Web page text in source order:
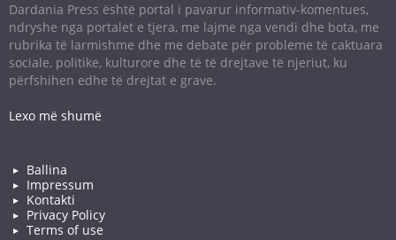
Dardania Press është portal i pavarur informativ-komentues,
ndryshe nga portalet e tjera, me lajme nga vendi dhe bota, me
rubrika të larmishme dhe me debate për probleme të caktuara
sociale, politike, kulturore dhe të të drejtave të njeriut, ku
përfshihen edhe të drejtat e grave.
Lexo më shumë
Ballina
Impressum
Kontakti
Privacy Policy
Terms of use